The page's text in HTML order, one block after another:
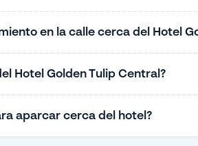
en la calle cerca del Hotel
Hotel Golden Tulip Central?
aparcar cerca del hotel?